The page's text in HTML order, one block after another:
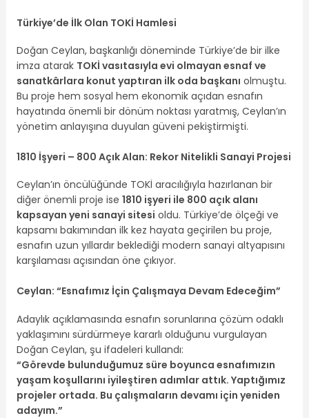
Türkiye’de İlk Olan TOKİ Hamlesi
Doğan Ceylan, başkanlığı döneminde Türkiye’de bir ilke
imza atarak TOKİ vasıtasıyla evi olmayan esnaf ve
sanatkârlara konut yaptıran ilk oda başkanı olmuştu.
Bu proje hem sosyal hem ekonomik açıdan esnafın
hayatında önemli bir dönüm noktası yaratmış, Ceylan’ın
yönetim anlayışına duyulan güveni pekiştirmişti.
1810 İşyeri – 800 Açık Alan: Rekor Nitelikli Sanayi Projesi
Ceylan’ın öncülüğünde TOKİ aracılığıyla hazırlanan bir
diğer önemli proje ise 1810 işyeri ile 800 açık alanı
kapsayan yeni sanayi sitesi oldu. Türkiye’de ölçeği ve
kapsamı bakımından ilk kez hayata geçirilen bu proje,
esnafın uzun yıllardır beklediği modern sanayi altyapısını
karşılaması açısından öne çıkıyor.
Ceylan: “Esnafımız İçin Çalışmaya Devam Edeceğim”
Adaylık açıklamasında esnafın sorunlarına çözüm odaklı
yaklaşımını sürdürmeye kararlı olduğunu vurgulayan
Doğan Ceylan, şu ifadeleri kullandı:
“Görevde bulunduğumuz süre boyunca esnafımızın
yaşam koşullarını iyileştiren adımlar attık. Yaptığımız
projeler ortada. Bu çalışmaların devamı için yeniden
adayım.”